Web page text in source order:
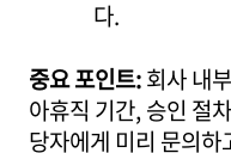
다.
중요 포인트:회사 내
아휴직 기간, 승인 절
당자에게 미리 문의